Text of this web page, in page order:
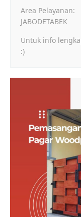
Area Pelayanan:
JABODETABEK
Untuk info
:)